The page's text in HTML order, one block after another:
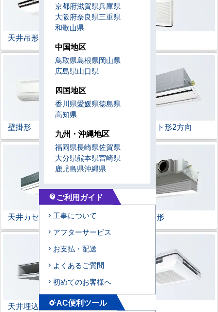
天井吊形
壁掛形 天井カセット形2方向
天井カセット形1方向 ビルトイン形
天井埋込ダクト形 天吊自在形
京都府滋賀県兵庫県
大阪府奈良県三重県
和歌山県
中国地区
鳥取県島根県岡山県
広島県山口県
四国地区
香川県愛媛県徳島県
高知県
九州・沖縄地区
福岡県長崎県佐賀県
大分県熊本県宮崎県
鹿児島県沖縄県
contact_support ご利用ガイド
工事について
アフターサービス
お支払・配送
よくあるご質問
初めてのお客様へ
settings_suggestAC便利ツール